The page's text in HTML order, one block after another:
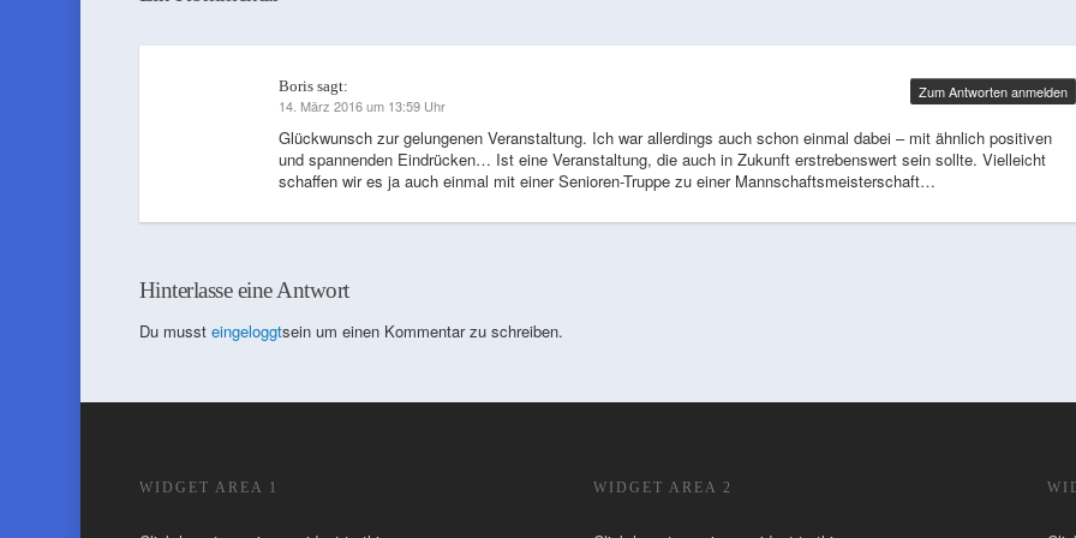
Boris sagt:
14. März 2016 um 13:59 Uhr
Glückwunsch zur gelungenen Veranstaltung. Ich war allerdings auch schon einmal dabei – mit ähnlich positiven
und spannenden Eindrücken… Ist eine Veranstaltung, die auch in Zukunft erstrebenswert sein sollte. Vielleicht
schaffen wir es ja auch einmal mit einer Senioren-Truppe zu einer Mannschaftsmeisterschaft…
Zum Antworten anmelden
Hinterlasse eine Antwort
Du musst eingeloggtsein um einen Kommentar zu schreiben.
WIDGET AREA 1 WIDGET AREA 2